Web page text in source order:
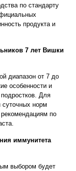
по стандарту
продукта и
7 лет Вишки
диапазон от 7 до
особенности и
Для
суточных норм
по
иммунитета
выбором будет